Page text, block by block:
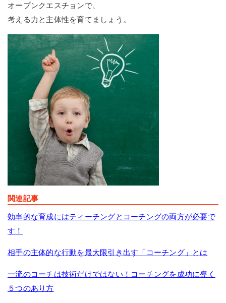
オープンクエスチョンで、
考える力と主体性を育てましょう。
関連記事
効率的な育成にはティーチングとコーチングの両方が必要で
す！
相手の主体的な行動を最大限引き出す「コーチング」とは
一流のコーチは技術だけではない！コーチングを成功に導く
５つのあり方